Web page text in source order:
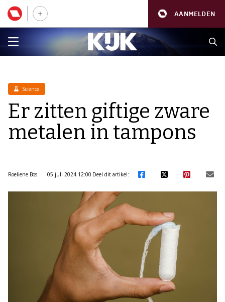
AANMELDEN
Science
Er zitten giftige zware
metalen in tampons
Roeliene Bos 05 juli 2024 12:00 Deel dit artikel: